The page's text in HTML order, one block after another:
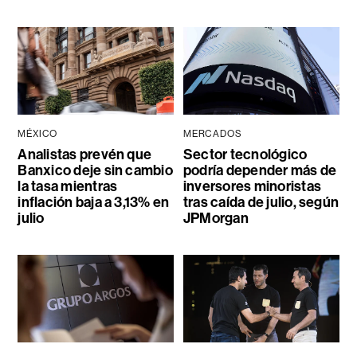
MÉXICO
Analistas prevén que
Banxico deje sin cambio
la tasa mientras
inflación baja a 3,13% en
julio
MERCADOS
Sector tecnológico
podría depender más de
inversores minoristas
tras caída de julio, según
JPMorgan